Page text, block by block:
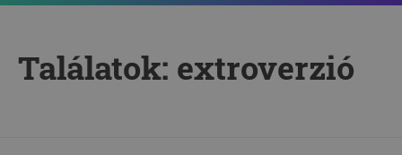
Találatok: extroverzió